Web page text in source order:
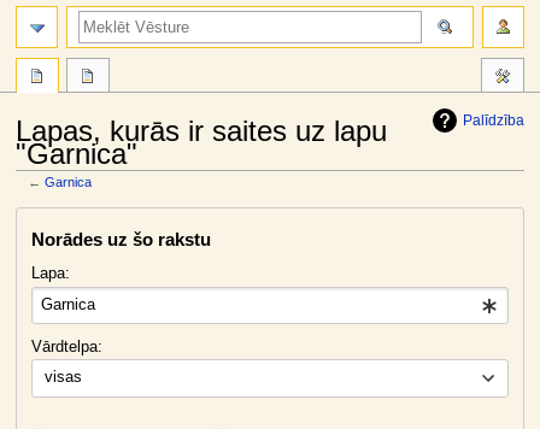
Palīdzība
Lapas, kurās ir saites uz lapu
"Garnica"
←Garnica
Norādes uz šo rakstu
Lapa:
Vārdtelpa:
visas
meklēt